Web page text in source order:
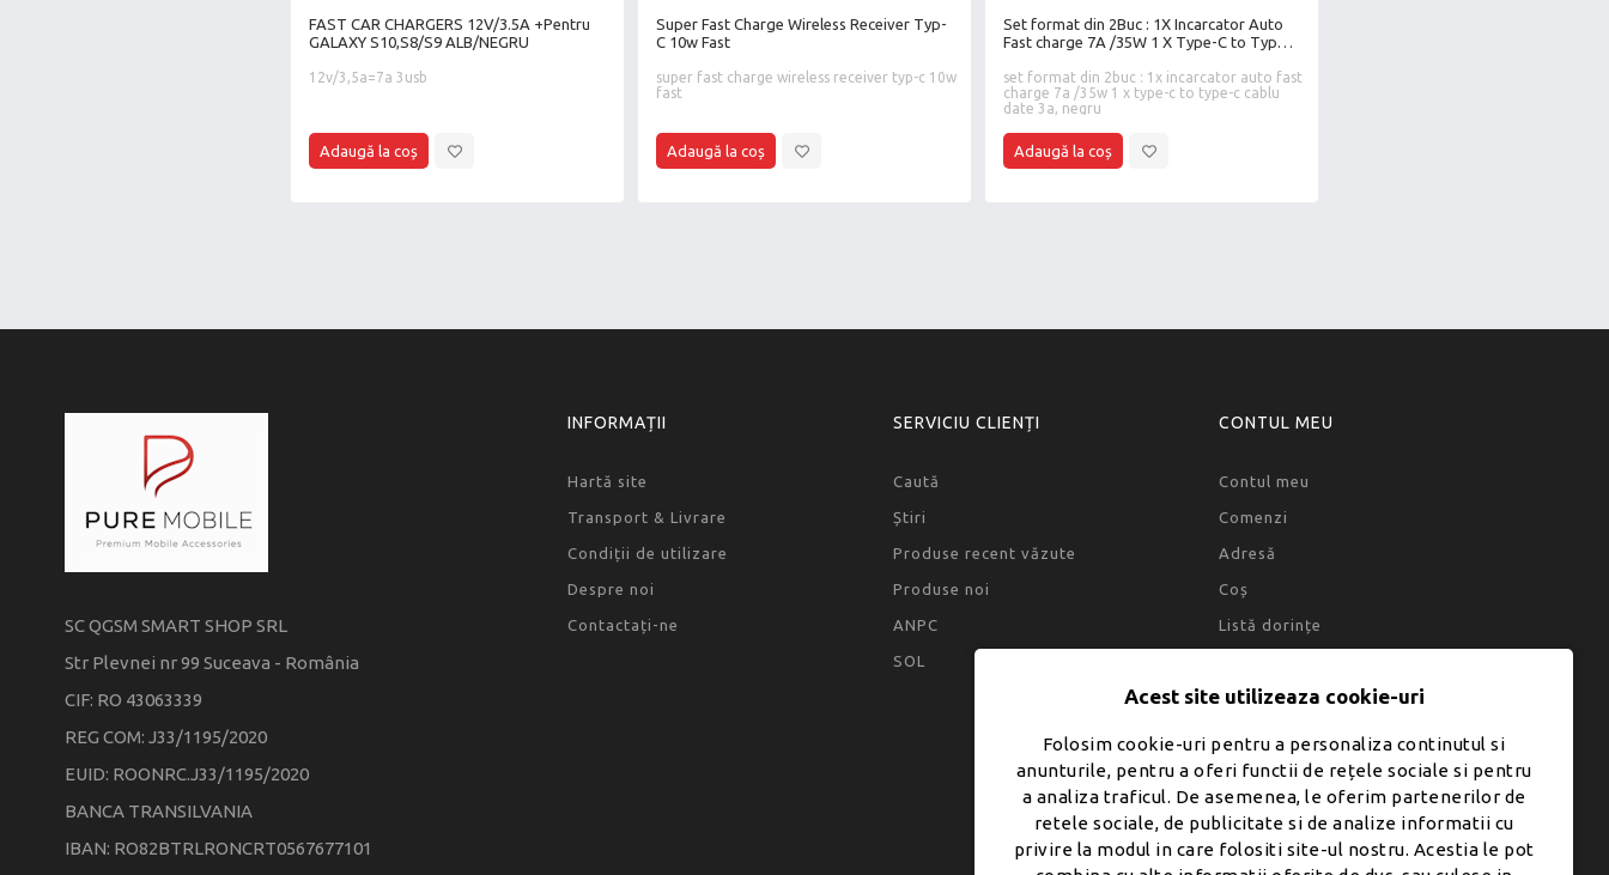
FAST CAR CHARGERS 12V/3.5A +Pentru
GALAXY S10,S8/S9 ALB/NEGRU
12v/3,5a=7a 3usb
Super Fast Charge Wireless Receiver Typ-
C 10w Fast
super fast charge wireless receiver typ-c 10w
fast
Set format din 2Buc : 1X Incarcator Auto
Fast charge 7A /35W 1 X Type-C to Type-
set format din 2buc : 1x incarcator auto fast
charge 7a /35w 1 x type-c to type-c cablu
date 3a, negru
SC QGSM SMART SHOP SRL
Str Plevnei nr 99 Suceava - România
CIF: RO 43063339
REG COM: J33/1195/2020
EUID: ROONRC.J33/1195/2020
BANCA TRANSILVANIA
IBAN: RO82BTRLRONCRT0567677101
INFORMAȚII
Hartă site
Transport & Livrare
Condiții de utilizare
Despre noi
Contactați-ne
SERVICIU CLIENȚI
Caută
Știri
Produse recent văzute
Produse noi
ANPC
SOL
CONTUL MEU
Contul meu
Comenzi
Adresă
Coș
Listă dorințe
Acest site utilizeaza cookie-uri
Folosim cookie-uri pentru a personaliza continutul si
anunturile, pentru a oferi functii de rețele sociale si pentru
a analiza traficul. De asemenea, le oferim partenerilor de
retele sociale, de publicitate si de analize informatii cu
privire la modul in care folositi site-ul nostru. Acestia le pot